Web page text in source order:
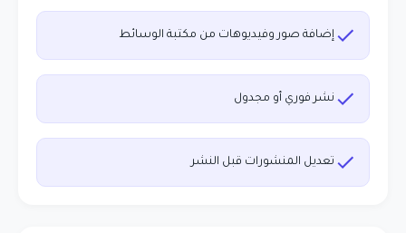
إضافة صور وفيديوهات من مكتبة الوسائط
نشر فوري أو مجدول
تعديل المنشورات قبل النشر